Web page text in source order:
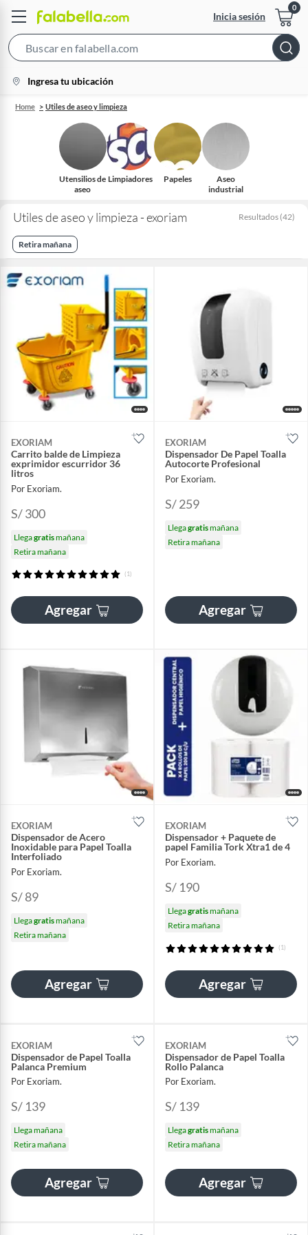
Inicia sesión
Bar
location-
icon
Ingresa tu ubicación
Home Utiles de aseo y limpieza
Utensilios de
aseo
Limpiadores Papeles
Aseo
industrial
Utiles de aseo y limpieza - exoriam Resultados (42)
Retira mañana
EXORIAM
Carrito balde de Limpieza
exprimidor escurridor 36
litros
Por Exoriam.
S/ 300
Llegagratismañana
Retira mañana
(1)
Agregar
EXORIAM
Dispensador De Papel Toalla
Autocorte Profesional
Por Exoriam.
S/ 259
Llegagratismañana
Retira mañana
Agregar
EXORIAM
Dispensador de Acero
Inoxidable para Papel Toalla
Interfoliado
Por Exoriam.
S/ 89
Llegagratismañana
Retira mañana
Agregar
EXORIAM
Dispensador + Paquete de
papel Familia Tork Xtra1 de 4
Por Exoriam.
S/ 190
Llegagratismañana
Retira mañana
(1)
Agregar
EXORIAM
Dispensador de Papel Toalla
Palanca Premium
Por Exoriam.
S/ 139
Llega mañana
Retira mañana
Agregar
EXORIAM
Dispensador de Papel Toalla
Rollo Palanca
Por Exoriam.
S/ 139
Llegagratismañana
Retira mañana
Agregar